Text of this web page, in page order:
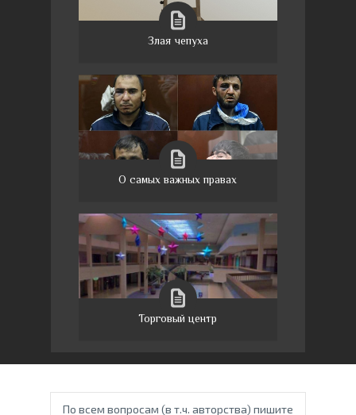
Злая чепуха
О самых важных правах
Торговый центр
По всем вопросам (в т.ч. авторства) пишите